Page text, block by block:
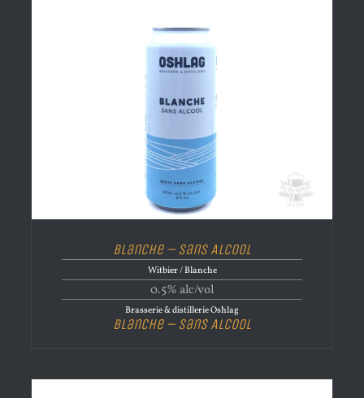
Blanche – Sans Alcool
Witbier / Blanche
0.5% alc/vol
Brasserie & distillerie Oshlag
Blanche – Sans Alcool